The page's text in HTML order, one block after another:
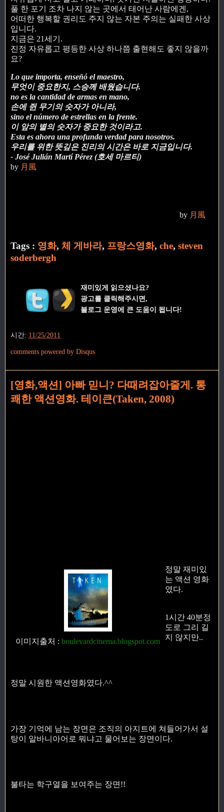
풀 한 포기 조차 나지 않는 곳에서 태어난 사람에겐,
어떠한 행복할 권리도 주지 않는 자본 주의는 실패한 사상
입니다.
지금은 21세기.
진정 자유롭고 평등한 사상 하나쯤 출현해도 좋지 않을까
요?
Lo que importa, enseñó el maestro,
무엇이 중요한지, 스승께 배웠습니다.
no es la cantidad de armas en mano,
손에 쥔 무기의 숫자가 아니라,
sino el número de estrellas en la frente.
이 앞의 별의 숫자가 중요한 것이라고.
Esta es ahora una profunda verdad para nosotros.
우리를 위한 뜻깊은 진리의 시간은 바로 지금입니다.
- José Julián Martí Pérez (호세 마르티)
by 月風
by 月風
Tags : 영화, 체 게바라, 프랑스영화, che, steven
soderbergh
재미있게 읽으셨나요?
광고를 클릭해주시면,
블로그 운영에 큰 도움이 됩니다!
시간: 11/25/2011
comments powered by Disqus
[영화,액션] 아빠 믿니? 다때려잡아줄게. 통
쾌한 액션영화. 테이큰(Taken, 2008)
이미지출처 : boulevardcinema.blogspot.com
정말 재미있
는 액션 영화
였다.
1시간 40분정
도로 그리 길
지 않지만..
정말 시원한 액션영화였다.^^
가장 기억에 남는 장면은 조직의 아지트에 쳐들어가서 설
탕이 알바니아어로 뭐냐고 물어보는 장면이다.
불타는 학구열을 보여주는 장면!!